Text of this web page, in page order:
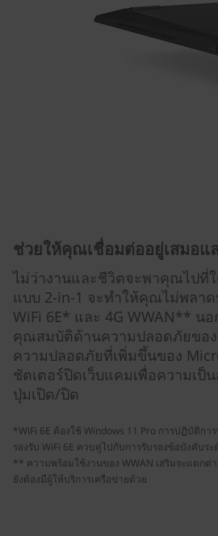
ช่วยให้คุณเชื่อมต่ออยู่เสมอ
ไม่ว่างานและชีวิตจะพาคุณไปที่ใ
แบบ 2-in-1 จะทำให้คุณไม่พลา
WiFi 6E* และ 4G WWAN** น
คุณสมบัติด้านความปลอดภัยขอ
ความปลอดภัยที่เพิ่มขึ้นของ
ชัตเตอร์ปิดเว็บแคมเพื่อความเ
ปุ่มเปิด/ปิด
*WiFi 6E ต้องใช้ Windows 11 Pro การปฏิบัติกา
รองรับ WiFi 6E ควบคู่ไปกับการรับรองข้อบังคับ
** ความพร้อมใช้งานของ WWAN เสริมจะแต
ยังต้องมีผู้ให้บริการเครือข่ายด้วย